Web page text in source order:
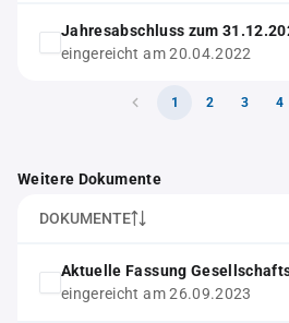
Jahresabschluss zum
eingereicht am 20.04.2022
1 2 3 4
Weitere Dokumente
DOKUMENTE
Aktuelle Fassung
eingereicht am 26.09.2023